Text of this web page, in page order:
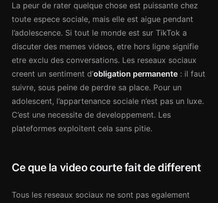
La peur de rater quelque chose est puissante chez
toute espece sociale, mais elle est aigue pendant
l’adolescence. Si tout le monde est sur TikTok a
discuter des memes videos, etre hors ligne signifie
etre exclu des conversations. Les reseaux sociaux
creent un sentiment d’obligation permanente : il faut
suivre, sous peine de perdre sa place. Pour un
adolescent, l’appartenance sociale n’est pas un luxe.
C’est une necessite de developpement. Les
plateformes exploitent cela sans pitie.
Ce que la video courte fait de different
Tous les reseaux sociaux ne sont pas egalement